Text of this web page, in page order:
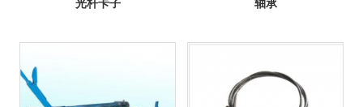
光杆卡子 轴承